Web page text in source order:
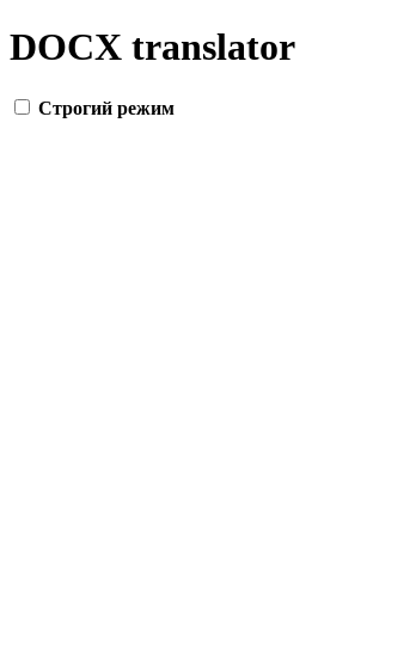
DOCX translator
Строгий режим